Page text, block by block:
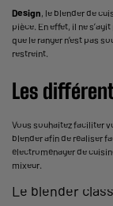
Design , le blender de
pièce. En effet, il ne
que le ranger n’est pas
restreint.
Les
Vous souhaitez faciliter
blender afin de réaliser
électroménager de
mixeur.
Le blender